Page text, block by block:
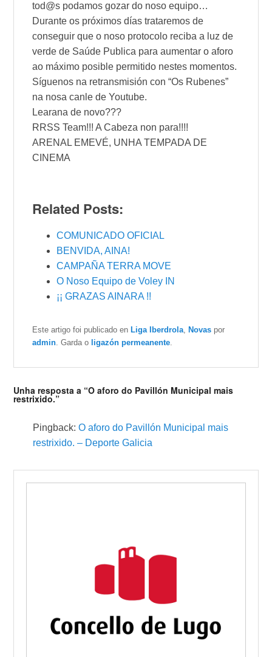
tod@s podamos gozar do noso equipo…
Durante os próximos días trataremos de
conseguir que o noso protocolo reciba a luz de
verde de Saúde Publica para aumentar o aforo
ao máximo posible permitido nestes momentos.
Síguenos na retransmisión con “Os Rubenes”
na nosa canle de Youtube.
Learana de novo???
RRSS Team!!! A Cabeza non para!!!!
ARENAL EMEVÉ, UNHA TEMPADA DE
CINEMA
Related Posts:
COMUNICADO OFICIAL
BENVIDA, AINA!
CAMPAÑA TERRA MOVE
O Noso Equipo de Voley IN
¡¡ GRAZAS AINARA !!
Este artigo foi publicado en Liga Iberdrola Novas por
admin . Garda o ligazón permeanente
Unha resposta a “O aforo do Pavillón Municipal mais
restrixido.”
Pingback:O aforo do Pavillón Municipal mais
restrixido. – Deporte Galicia